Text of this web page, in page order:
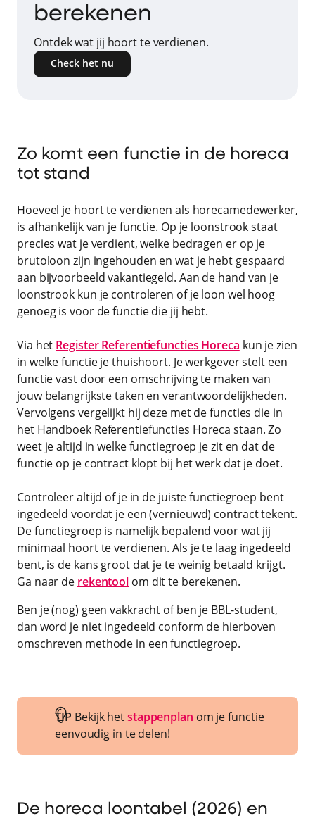
berekenen
Ontdek wat jij hoort te verdienen.
Check het nu
Zo komt een functie in de horeca
tot stand
Hoeveel je hoort te verdienen als horecamedewerker,
is afhankelijk van je functie. Op je loonstrook staat
precies wat je verdient, welke bedragen er op je
brutoloon zijn ingehouden en wat je hebt gespaard
aan bijvoorbeeld vakantiegeld. Aan de hand van je
loonstrook kun je controleren of je loon wel hoog
genoeg is voor de functie die jij hebt.
Via het Register Referentiefuncties Horeca kun je zien
in welke functie je thuishoort. Je werkgever stelt een
functie vast door een omschrijving te maken van
jouw belangrijkste taken en verantwoordelijkheden.
Vervolgens vergelijkt hij deze met de functies die in
het Handboek Referentiefuncties Horeca staan. Zo
weet je altijd in welke functiegroep je zit en dat de
functie op je contract klopt bij het werk dat je doet.
Controleer altijd of je in de juiste functiegroep bent
ingedeeld voordat je een (vernieuwd) contract tekent.
De functiegroep is namelijk bepalend voor wat jij
minimaal hoort te verdienen. Als je te laag ingedeeld
bent, is de kans groot dat je te weinig betaald krijgt.
Ga naar de rekentool om dit te berekenen.
Ben je (nog) geen vakkracht of ben je BBL-student,
dan word je niet ingedeeld conform de hierboven
omschreven methode in een functiegroep.
TIP Bekijk hetstappenplan om je functie
eenvoudig in te delen!
De horeca loontabel (2026) en